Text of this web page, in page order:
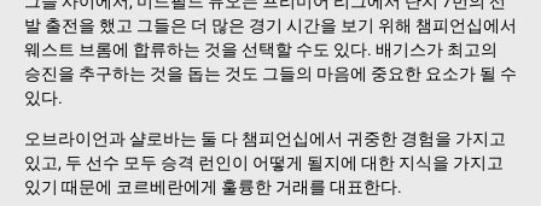
발 출전을 했고 그들은 더 많은 경기 시간을 보기 위해 챔피언십에서
웨스트 브롬에 합류하는 것을 선택할 수도 있다. 배기스가 최고의
승진을 추구하는 것을 돕는 것도 그들의 마음에 중요한 요소가 될 수
있다.
오브라이언과 샬로바는 둘 다 챔피언십에서 귀중한 경험을 가지고
있고, 두 선수 모두 승격 런인이 어떻게 될지에 대한 지식을 가지고
있기 때문에 코르베란에게 훌륭한 거래를 대표한다.